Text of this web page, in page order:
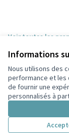
Informations
Nous utilisons des
performance et les
de fournir une
personnalisés à
Voir toutes les
Conditions
Paramètres des
Participez
(Lien externe)
Participez